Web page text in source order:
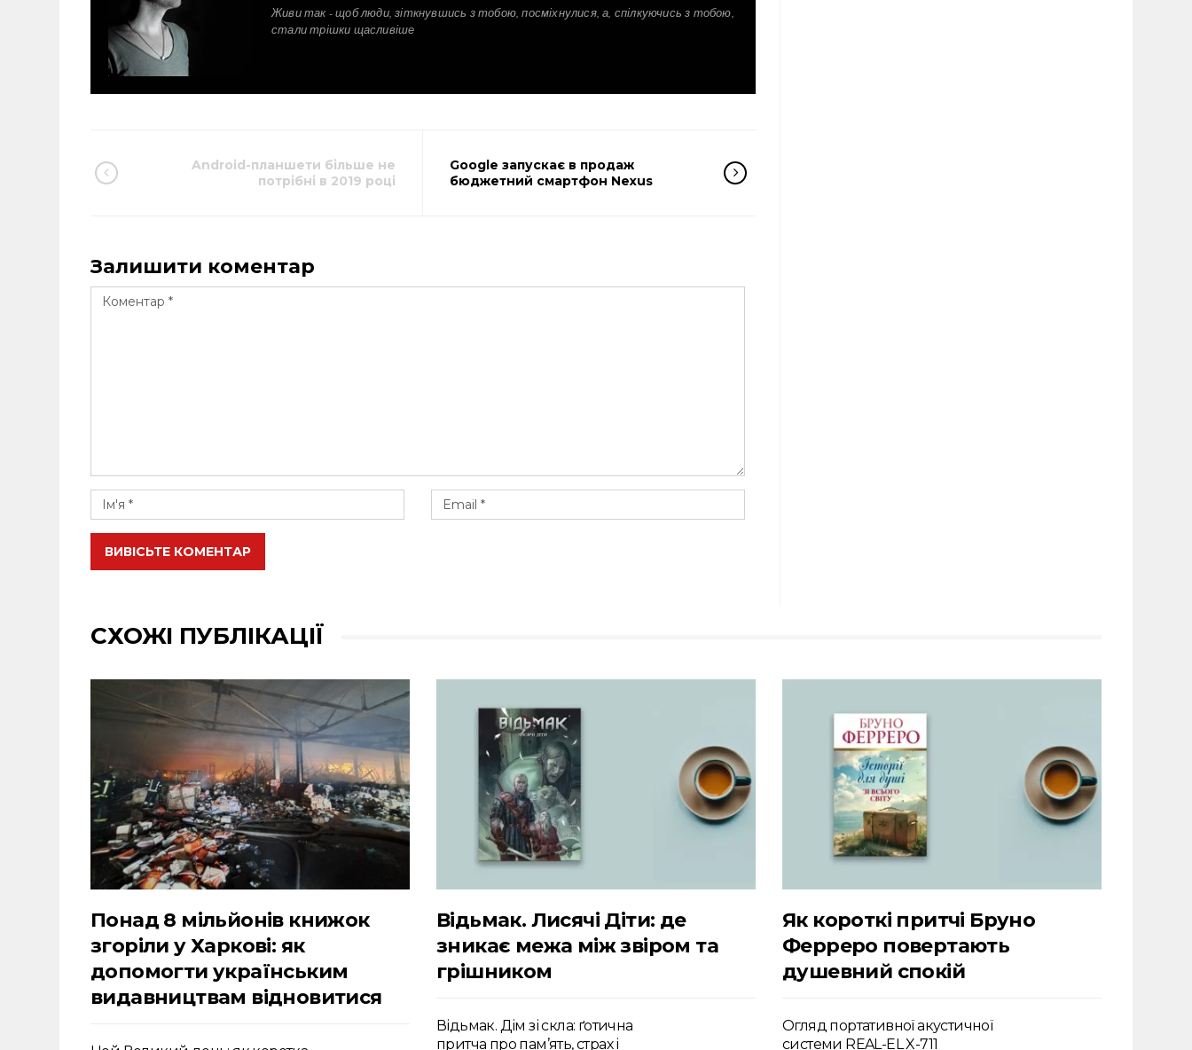
Живи так - щоб люди, зіткнувшись з тобою, посміхнулися, а, спілкуючись з тобою,
стали трішки щасливіше
Android-планшети більше не
потрібні в 2019 році
Google запускає в продаж
бюджетний смартфон Nexus
Залишити коментар
ВИВІСЬТЕ КОМЕНТАР
СХОЖІ ПУБЛІКАЦІЇ
Понад 8 мільйонів книжок
згоріли у Харкові: як
допомогти українським
видавництвам відновитися
Відьмак. Лисячі Діти: де
зникає межа між звіром та
грішником
Відьмак. Дім зі скла: ґотична
притча про пам’ять, страх і
Як короткі притчі Бруно
Ферреро повертають
душевний спокій
Огляд портативної акустичної
системи REAL-EL X-711